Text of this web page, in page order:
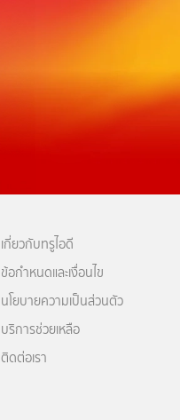
เกี่ยวกับทรูไอดี
ข้อกำหนดและเงื่อนไข
นโยบายความเป็นส่วนตัว
บริการช่วยเหลือ
ติดต่อเรา